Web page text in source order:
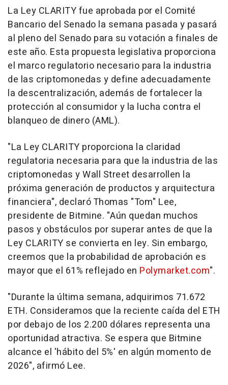
La Ley CLARITY fue aprobada por el Comité
Bancario del Senado la semana pasada y pasará
al pleno del Senado para su votación a finales de
este año. Esta propuesta legislativa proporciona
el marco regulatorio necesario para la industria
de las criptomonedas y define adecuadamente
la descentralización, además de fortalecer la
protección al consumidor y la lucha contra el
blanqueo de dinero (AML).
"La Ley CLARITY proporciona la claridad
regulatoria necesaria para que la industria de las
criptomonedas y Wall Street desarrollen la
próxima generación de productos y arquitectura
financiera", declaró Thomas "Tom" Lee,
presidente de Bitmine. "Aún quedan muchos
pasos y obstáculos por superar antes de que la
Ley CLARITY se convierta en ley. Sin embargo,
creemos que la probabilidad de aprobación es
mayor que el 61% reflejado en Polymarket.com".
"Durante la última semana, adquirimos 71.672
ETH. Consideramos que la reciente caída del ETH
por debajo de los 2.200 dólares representa una
oportunidad atractiva. Se espera que Bitmine
alcance el 'hábito del 5%' en algún momento de
2026", afirmó Lee.